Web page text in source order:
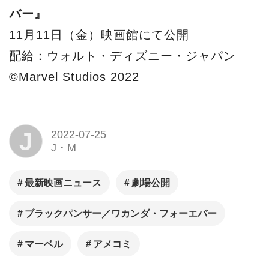
バー』
11月11日（金）映画館にて公開
配給：ウォルト・ディズニー・ジャパン
©Marvel Studios 2022
J
2022-07-25
J・M
最新映画ニュース 劇場公開
ブラックパンサー／ワカンダ・フォーエバー
マーベル アメコミ